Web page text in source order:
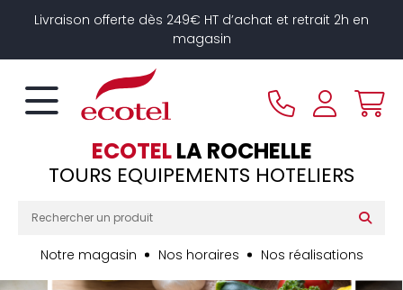
Livraison offerte dès 249€ HT d’achat et retrait 2h en
magasin
ECOTELLA ROCHELLE
TOURS EQUIPEMENTS HOTELIERS
Notre magasin Nos horaires Nos réalisations
Panneau de gestion des cookies